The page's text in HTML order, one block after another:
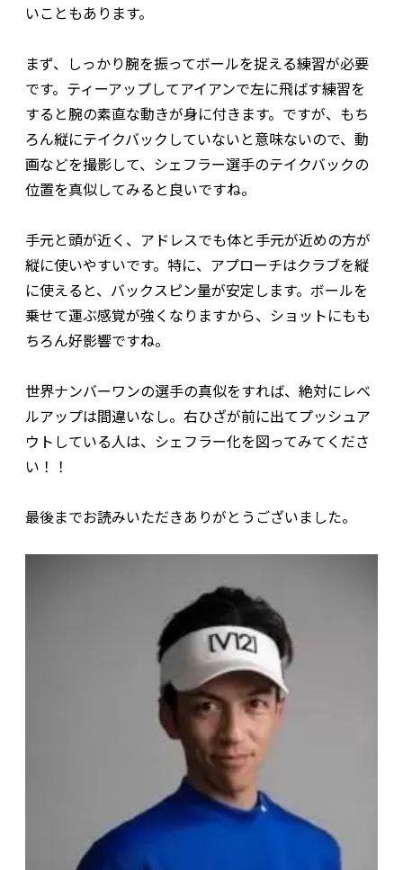
いこともあります。
まず、しっかり腕を振ってボールを捉える練習が必要
です。ティーアップしてアイアンで左に飛ばす練習を
すると腕の素直な動きが身に付きます。ですが、もち
ろん縦にテイクバックしていないと意味ないので、動
画などを撮影して、シェフラー選手のテイクバックの
位置を真似してみると良いですね。
手元と頭が近く、アドレスでも体と手元が近めの方が
縦に使いやすいです。特に、アプローチはクラブを縦
に使えると、バックスピン量が安定します。ボールを
乗せて運ぶ感覚が強くなりますから、ショットにもも
ちろん好影響ですね。
世界ナンバーワンの選手の真似をすれば、絶対にレベ
ルアップは間違いなし。右ひざが前に出てプッシュア
ウトしている人は、シェフラー化を図ってみてくださ
い！！
最後までお読みいただきありがとうございました。